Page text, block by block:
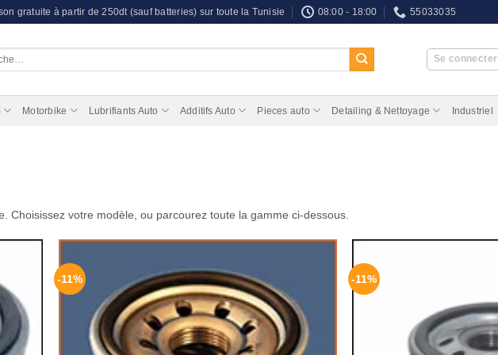
gratuite à partir de 250dt (sauf batteries) sur toute la Tunisie 08:00 - 18:00 55033035
Se connecter
Motorbike Lubrifiants Auto Additifs Auto Pieces auto Detailing & Nettoyage Industriel
Choisissez votre modèle, ou parcourez toute la gamme ci-dessous.
-11% -11%